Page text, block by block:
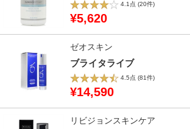
4.1点 (20件)
¥5,620
ゼオスキン
ブライタライブ
4.5点 (81件)
¥14,590
リビジョンスキンケア